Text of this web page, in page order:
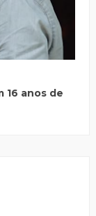
16 anos de